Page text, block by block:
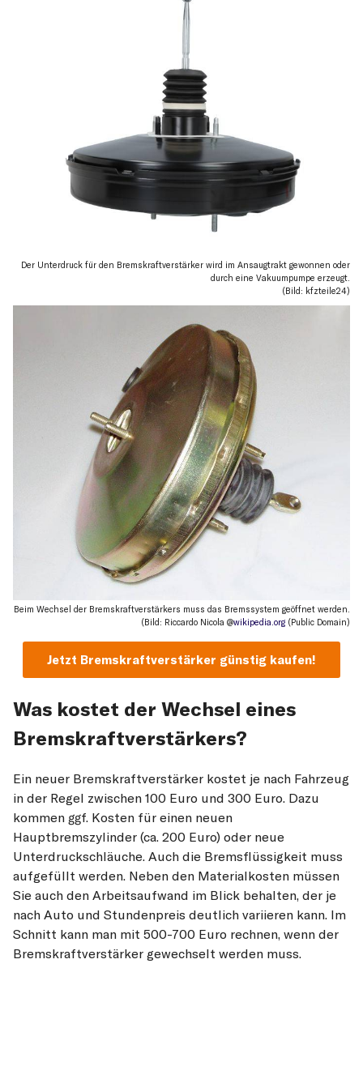
Der Unterdruck für den Bremskraftverstärker wird im Ansaugtrakt gewonnen oder
durch eine Vakuumpumpe erzeugt.
(Bild: kfzteile24)
Beim Wechsel der Bremskraftverstärkers muss das Bremssystem geöffnet werden.
(Bild: Riccardo Nicola @wikipedia.org (Public Domain)
Jetzt Bremskraftverstärker günstig kaufen!
Was kostet der Wechsel eines
Bremskraftverstärkers?
Ein neuer Bremskraftverstärker kostet je nach Fahrzeug
in der Regel zwischen 100 Euro und 300 Euro. Dazu
kommen ggf. Kosten für einen neuen
Hauptbremszylinder (ca. 200 Euro) oder neue
Unterdruckschläuche. Auch die Bremsflüssigkeit muss
aufgefüllt werden. Neben den Materialkosten müssen
Sie auch den Arbeitsaufwand im Blick behalten, der je
nach Auto und Stundenpreis deutlich variieren kann. Im
Schnitt kann man mit 500-700 Euro rechnen, wenn der
Bremskraftverstärker gewechselt werden muss.